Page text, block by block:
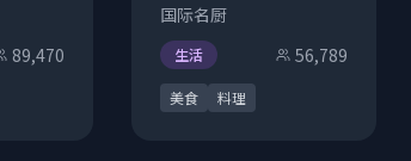
89,470
国际名厨
生活 56,789
美食 料理